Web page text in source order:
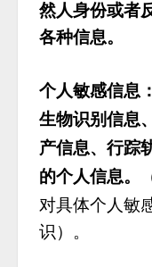
然人身份或者
各种信息。
个人敏感信息
生物识别信息
产信息、行踪
的个人信息。
对具体个人敏
识）。